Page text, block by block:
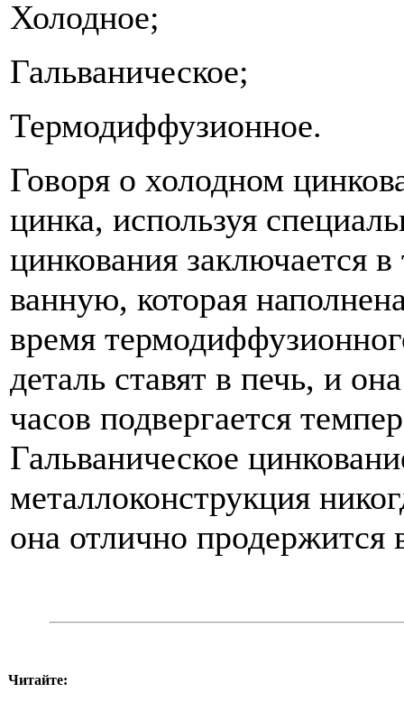
Холодное;
Гальваническое;
Термодиффузионное.
Говоря о холодном
цинка, используя
цинкования заключается
ванную, которая
время
деталь ставят в печь, и
часов подвергается
Гальваническое
металлоконструкция
она отлично продержится
Читайте: